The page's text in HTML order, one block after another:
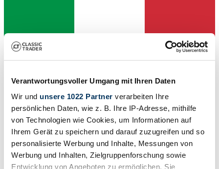
Verantwortungsvoller Umgang mit Ihren Daten
Wir und unsere 1022 Partner verarbeiten Ihre
persönlichen Daten, wie z. B. Ihre IP-Adresse, mithilfe
von Technologien wie Cookies, um Informationen auf
Ihrem Gerät zu speichern und darauf zuzugreifen und so
personalisierte Werbung und Inhalte, Messungen von
Werbung und Inhalten, Zielgruppenforschung sowie
Entwicklung von Angeboten zu ermöglichen. Sie
Händler